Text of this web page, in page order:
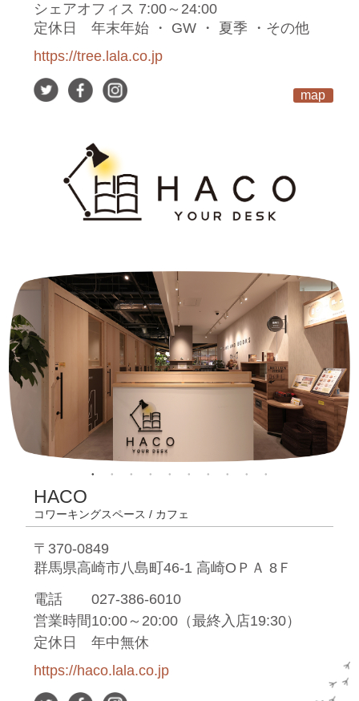
シェアオフィス 7:00～24:00
定休日
年末年始 ・ GW ・ 夏季 ・その他
https://tree.lala.co.jp
map
HACO
コワーキングスペース / カフェ
〒370-0849
群馬県高崎市八島町46-1 高崎ОＰＡ 8Ｆ
電話
027-386-6010
営業時間10:00～20:00（最終入店19:30）
定休日
年中無休
https://haco.lala.co.jp